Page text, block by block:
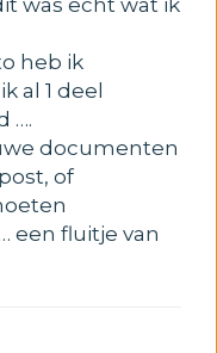
heb ik
al 1 deel
….
documenten
of
een fluitje van